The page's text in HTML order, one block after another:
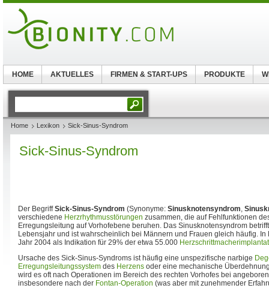
Home Lexikon Sick-Sinus-Syndrom
Sick-Sinus-Syndrom
Der BegriffSick-Sinus-Syndrom (Synonyme: Sinusknotensyndrom,
verschiedene Herzrhythmusstörungen zusammen, die auf Fehlfunktionen
Erregungsleitung auf Vorhofebene beruhen. Das Sinusknotensyndrom
Lebensjahr und ist wahrscheinlich bei Männern und Frauen gleich häufig.
Jahr 2004 als Indikation für 29% der etwa 55.000
Ursache des Sick-Sinus-Syndroms ist häufig eine unspezifische narbige
Erregungsleitungssystem des Herzens oder eine mechanische
wird es oft nach Operationen im Bereich des rechten Vorhofes bei
insbesondere nach der Fontan-Operation (was aber mit zunehmender
HOME AKTUELLES FIRMEN & START-UPS PRODUKTE